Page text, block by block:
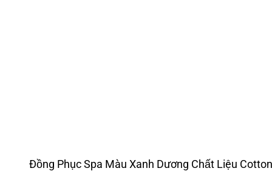
Đồng Phục Spa Màu Xanh Dương Chất Liệu